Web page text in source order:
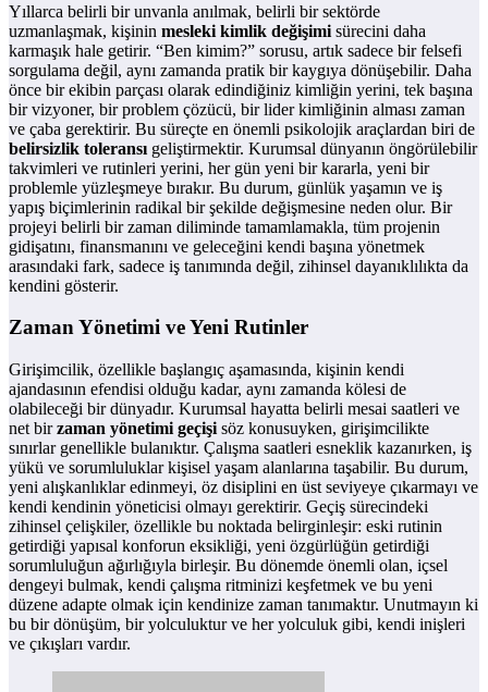
Yıllarca belirli bir unvanla anılmak, belirli bir sektörde
uzmanlaşmak, kişinin mesleki kimlik değişimi sürecini daha
karmaşık hale getirir. “Ben kimim?” sorusu, artık sadece bir felsefi
sorgulama değil, aynı zamanda pratik bir kaygıya dönüşebilir. Daha
önce bir ekibin parçası olarak edindiğiniz kimliğin yerini, tek başına
bir vizyoner, bir problem çözücü, bir lider kimliğinin alması zaman
ve çaba gerektirir. Bu süreçte en önemli psikolojik araçlardan biri de
belirsizlik toleransı geliştirmektir. Kurumsal dünyanın öngörülebilir
takvimleri ve rutinleri yerini, her gün yeni bir kararla, yeni bir
problemle yüzleşmeye bırakır. Bu durum, günlük yaşamın ve iş
yapış biçimlerinin radikal bir şekilde değişmesine neden olur. Bir
projeyi belirli bir zaman diliminde tamamlamakla, tüm projenin
gidişatını, finansmanını ve geleceğini kendi başına yönetmek
arasındaki fark, sadece iş tanımında değil, zihinsel dayanıklılıkta da
kendini gösterir.
Zaman Yönetimi ve Yeni Rutinler
Girişimcilik, özellikle başlangıç aşamasında, kişinin kendi
ajandasının efendisi olduğu kadar, aynı zamanda kölesi de
olabileceği bir dünyadır. Kurumsal hayatta belirli mesai saatleri ve
net birzaman yönetimi geçişi söz konusuyken, girişimcilikte
sınırlar genellikle bulanıktır. Çalışma saatleri esneklik kazanırken, iş
yükü ve sorumluluklar kişisel yaşam alanlarına taşabilir. Bu durum,
yeni alışkanlıklar edinmeyi, öz disiplini en üst seviyeye çıkarmayı ve
kendi kendinin yöneticisi olmayı gerektirir. Geçiş sürecindeki
zihinsel çelişkiler, özellikle bu noktada belirginleşir: eski rutinin
getirdiği yapısal konforun eksikliği, yeni özgürlüğün getirdiği
sorumluluğun ağırlığıyla birleşir. Bu dönemde önemli olan, içsel
dengeyi bulmak, kendi çalışma ritminizi keşfetmek ve bu yeni
düzene adapte olmak için kendinize zaman tanımaktır. Unutmayın ki
bu bir dönüşüm, bir yolculuktur ve her yolculuk gibi, kendi inişleri
ve çıkışları vardır.